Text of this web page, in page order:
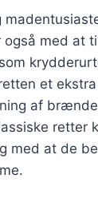
også med at
et
af
retter
med at de